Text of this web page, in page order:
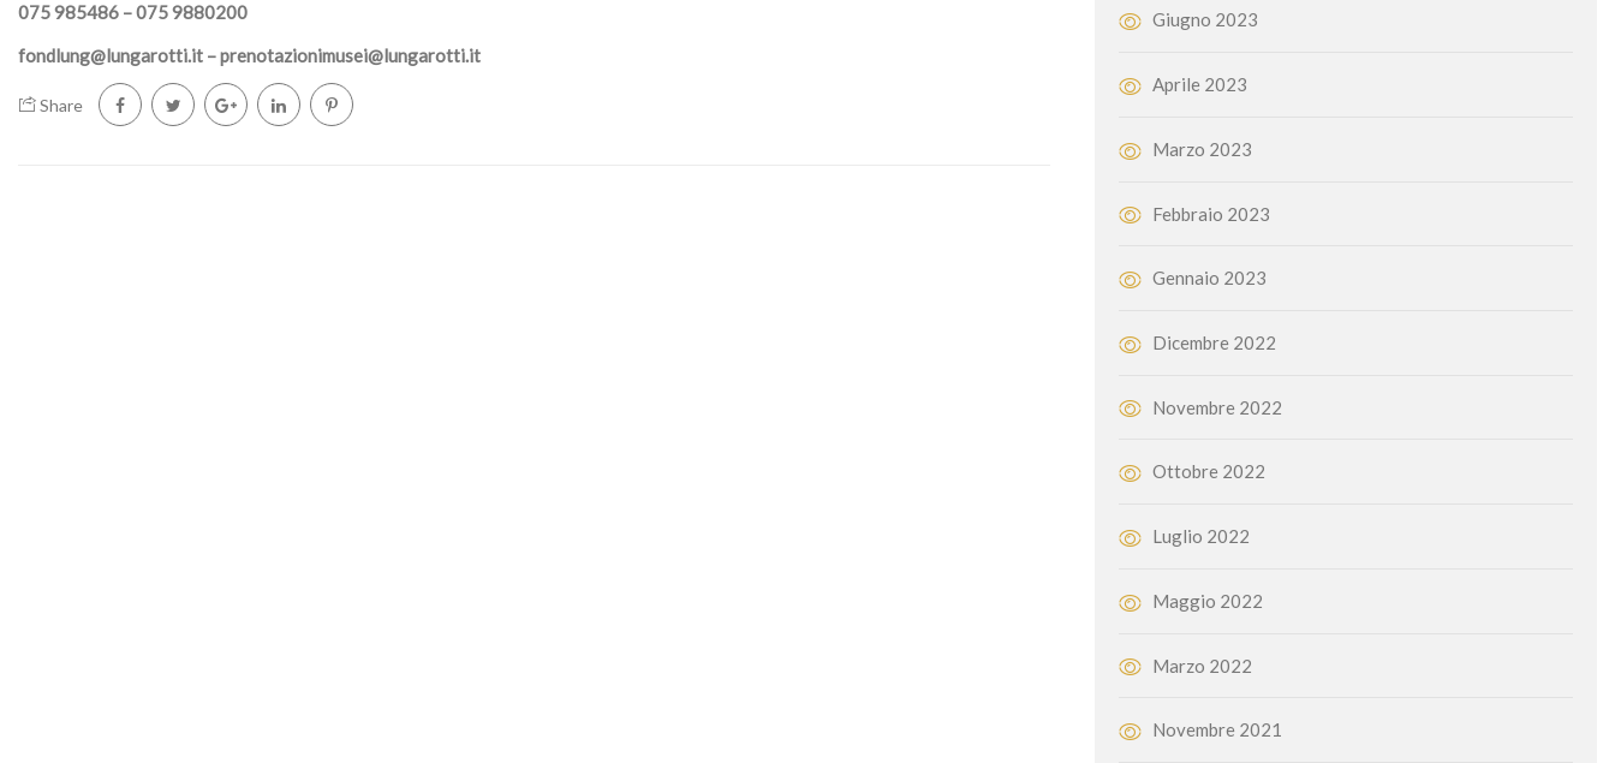
075 985486 – 075 9880200
fondlung@lungarotti.it –prenotazionimusei@lungarotti.it
Share
Giugno 2023
Aprile 2023
Marzo 2023
Febbraio 2023
Gennaio 2023
Dicembre 2022
Novembre 2022
Ottobre 2022
Luglio 2022
Maggio 2022
Marzo 2022
Novembre 2021